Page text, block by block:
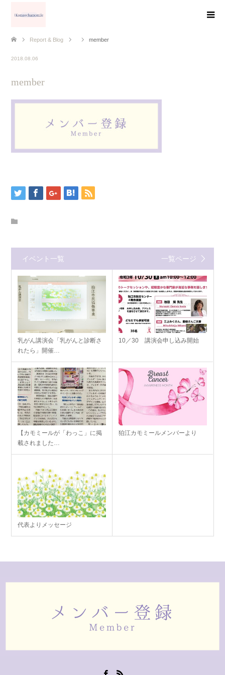
Report & Blog member
2018.08.06
member
イベント一覧 一覧ページ
乳がん講演会「乳がんと診断さ
れたら」開催…
10／30 講演会申し込み開始
【カモミールが「わっこ」に掲
載されました…
狛江カモミールメンバーより
代表よりメッセージ